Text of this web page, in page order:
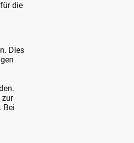
die
Dies
zur
Bei